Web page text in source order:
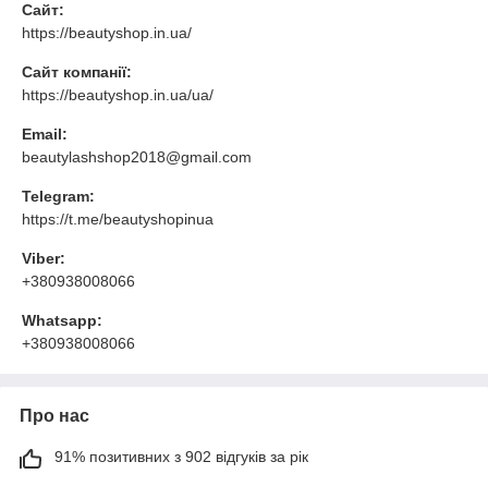
Сайт:
https://beautyshop.in.ua/
Сайт компанії:
https://beautyshop.in.ua/ua/
Email:
beautylashshop2018@gmail.com
Telegram:
https://t.me/beautyshopinua
Viber:
+380938008066
Whatsapp:
+380938008066
Про нас
91% позитивних з 902 відгуків за рік